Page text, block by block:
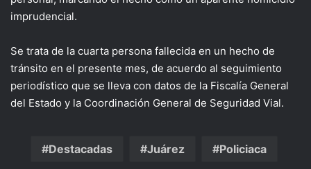
imprudencial.
Se trata de la cuarta persona fallecida en un hecho de
tránsito en el presente mes, de acuerdo al seguimiento
periodístico que se lleva con datos de la Fiscalía General
del Estado y la Coordinación General de Seguridad Vial.
Destacadas Juárez Policiaca